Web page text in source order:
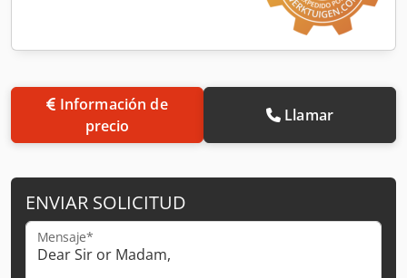
precio
Llamar
ENVIAR SOLICITUD
Mensaje*